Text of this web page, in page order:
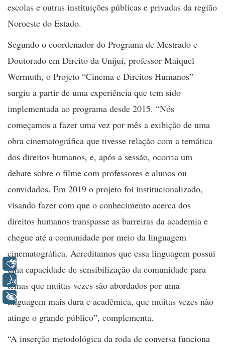
escolas e outras instituições públicas e privadas da região
Noroeste do Estado.
Segundo o coordenador do Programa de Mestrado e
Doutorado em Direito da Unijuí, professor Maiquel
Wermuth, o Projeto “Cinema e Direitos Humanos”
surgiu a partir de uma experiência que tem sido
implementada ao programa desde 2015. “Nós
começamos a fazer uma vez por mês a exibição de uma
obra cinematográfica que tivesse relação com a temática
dos direitos humanos, e, após a sessão, ocorria um
debate sobre o filme com professores e alunos ou
convidados. Em 2019 o projeto foi institucionalizado,
visando fazer com que o conhecimento acerca dos
direitos humanos transpasse as barreiras da academia e
chegue até a comunidade por meio da linguagem
cinematográfica. Acreditamos que essa linguagem possui
uma capacidade de sensibilização da comunidade para
temas que muitas vezes são abordados por uma
linguagem mais dura e acadêmica, que muitas vezes não
atinge o grande público”, complementa.
“A inserção metodológica da roda de conversa funciona
+ Acessibilidade